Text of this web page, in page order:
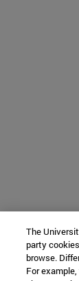
The
party
browse.
For